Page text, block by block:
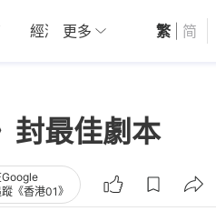
經濟 01深圳 觀點
更多 繁 简
封最佳劇本
Google
《香港01》